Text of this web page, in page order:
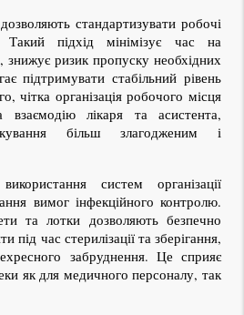
стандартизувати робочі
Такий підхід мінімізує час на
знижує ризик пропуску необхідних
підтримувати стабільний рівень
чітка організація робочого місця
взаємодію лікаря та асистента,
більш злагодженим і
систем організації
вимог інфекційного контролю.
та лотки дозволяють безпечно
під час стерилізації та зберігання,
забруднення. Це сприяє
як для медичного персоналу, так